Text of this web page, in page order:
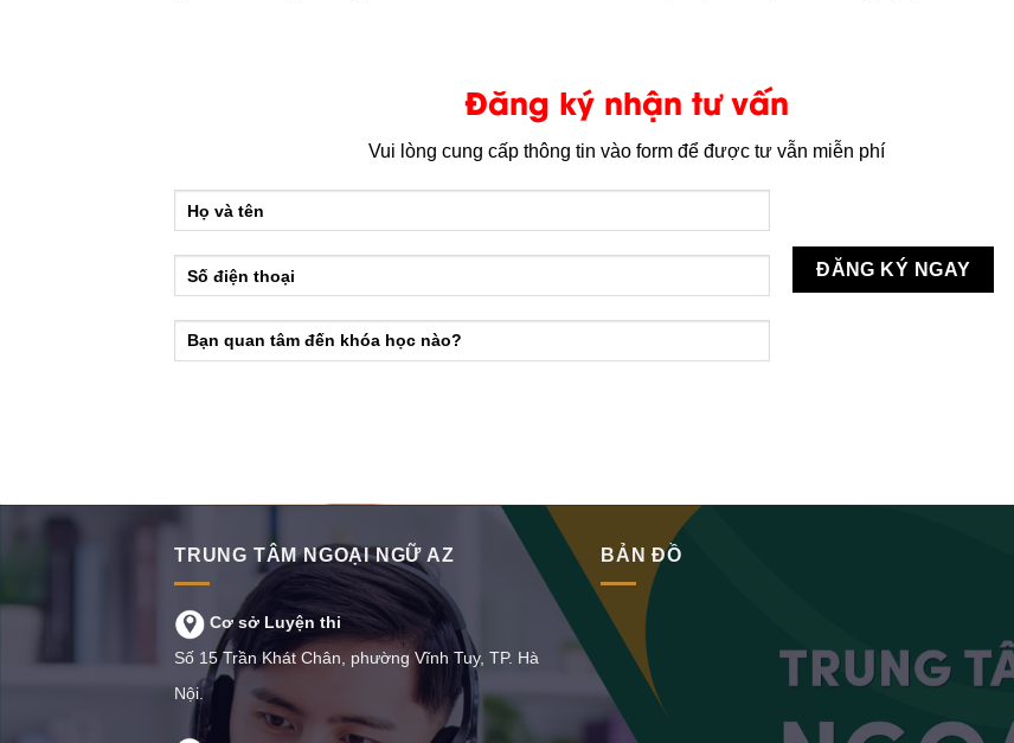
Đăng ký nhận tư vấn
Vui lòng cung cấp thông tin vào form để được tư vẫn miễn phí
TRUNG TÂM NGOẠI NGỮ AZ
Cơ sở Luyện thi
Số 15 Trần Khát Chân, phường Vĩnh Tuy, TP. Hà
Nội.
BẢN ĐỒ